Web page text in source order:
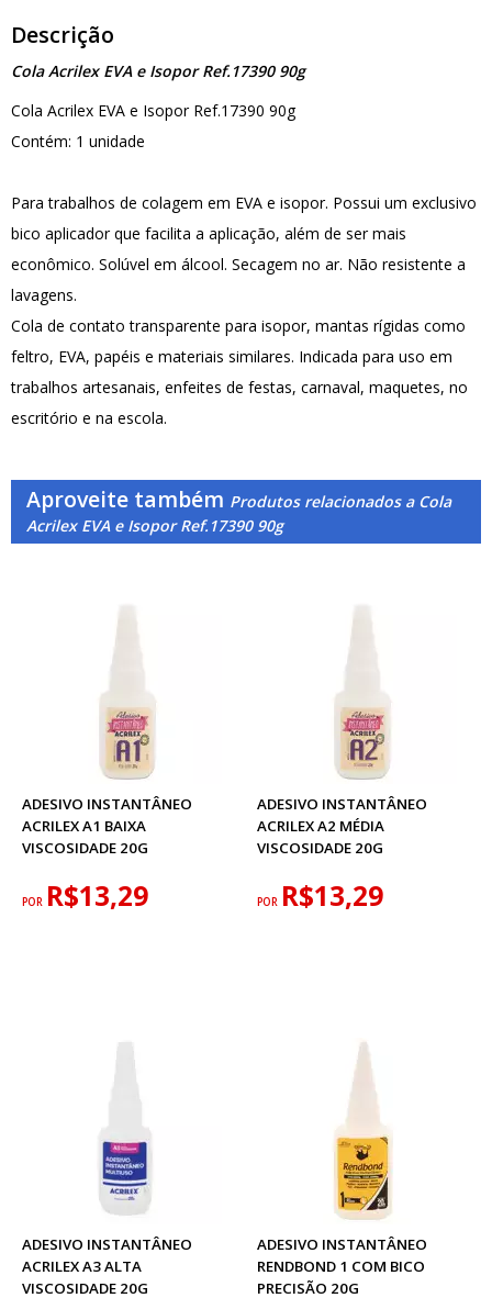
Descrição
Cola Acrilex EVA e Isopor Ref.17390 90g
Cola Acrilex EVA e Isopor Ref.17390 90g
Contém: 1 unidade
Para trabalhos de colagem em EVA e isopor. Possui um exclusivo
bico aplicador que facilita a aplicação, além de ser mais
econômico. Solúvel em álcool. Secagem no ar. Não resistente a
lavagens.
Cola de contato transparente para isopor, mantas rígidas como
feltro, EVA, papéis e materiais similares. Indicada para uso em
trabalhos artesanais, enfeites de festas, carnaval, maquetes, no
escritório e na escola.
Aproveite também Produtos relacionados a Cola
Acrilex EVA e Isopor Ref.17390 90g
ADESIVO INSTANTÂNEO
ACRILEX A1 BAIXA
VISCOSIDADE 20G
POR R$13,29
ADESIVO INSTANTÂNEO
ACRILEX A2 MÉDIA
VISCOSIDADE 20G
POR R$13,29
ADESIVO INSTANTÂNEO
ACRILEX A3 ALTA
VISCOSIDADE 20G
ADESIVO INSTANTÂNEO
RENDBOND 1 COM BICO
PRECISÃO 20G